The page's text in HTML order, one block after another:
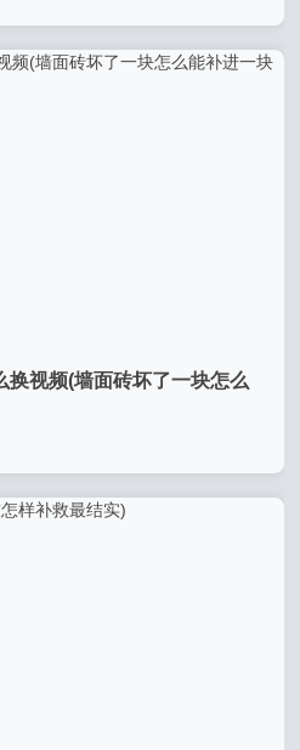
换视频(墙面砖坏了一块怎么